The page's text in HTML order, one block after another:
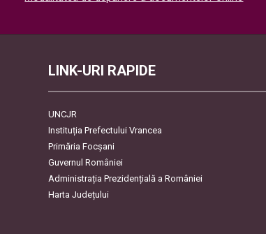
field
LINK-URI RAPIDE
UNCJR
Instituția Prefectului Vrancea
Primăria Focşani
Guvernul României
Administrația Prezidențială a României
Harta Județului